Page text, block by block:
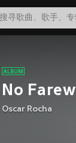
No
Oscar Rocha